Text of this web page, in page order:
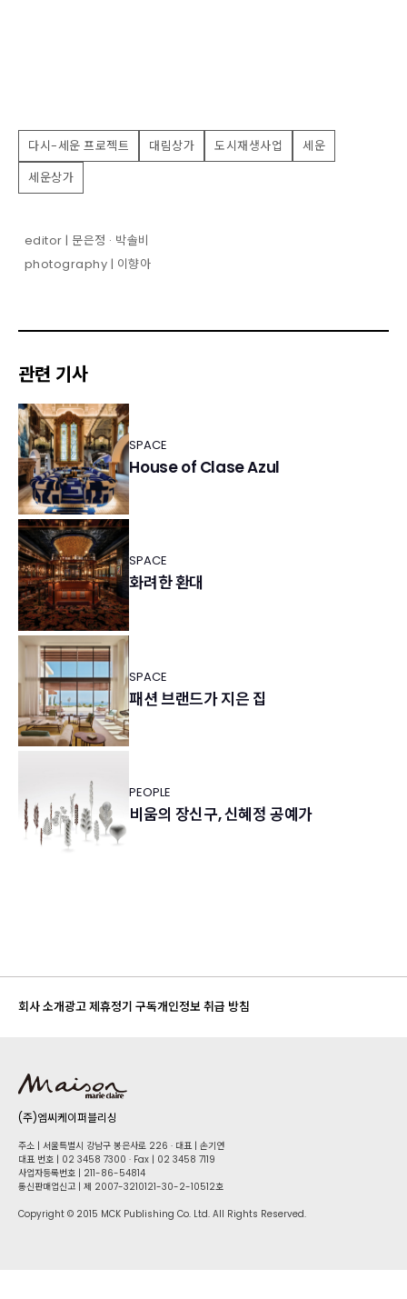
다시-세운 프로젝트 대림상가 도시재생사업
세운
세운상가
editor | 문은정 · 박솔비
photography | 이향아
관련 기사
SPACE
House of Clase Azul
SPACE
화려한 환대
SPACE
패션 브랜드가 지은 집
PEOPLE
비움의 장신구, 신혜정 공예가
회사 소개광고 제휴정기 구독개인정보 취급 방침
(주)엠씨케이퍼블리싱
주소 | 서울특별시 강남구 봉은사로 226 · 대표 | 손기연
대표 번호 | 02 34​58 7300 · Fax | 02 34​58 7119
사업자등록번호 | 211-86-5​4814
통신판매업신고 | 제 2007-3210121-30-2-10512호
Copyright © 2015 MCK Publishing Co. Ltd. All Rights Reserved.